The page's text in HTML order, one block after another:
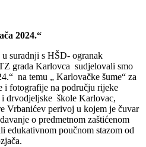
2024.“
suradnji s HŠD- ogranak
grada Karlovca sudjelovali smo
na temu „ Karlovačke šume“ za
i fotografije na području rijeke
i drvodjeljske škole Karlovac,
Vrbanićev perivoj u kojem je čuvar
o predmetnom zaštićenom
edukativnom poučnom stazom od